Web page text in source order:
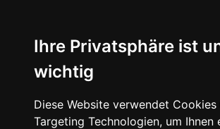
Ihre Privatsphäre ist
wichtig
Diese Website verwendet Cookies
Targeting Technologien, um Ihnen